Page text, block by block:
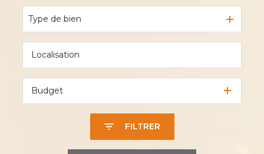
Type de bien
Budget
FILTRER